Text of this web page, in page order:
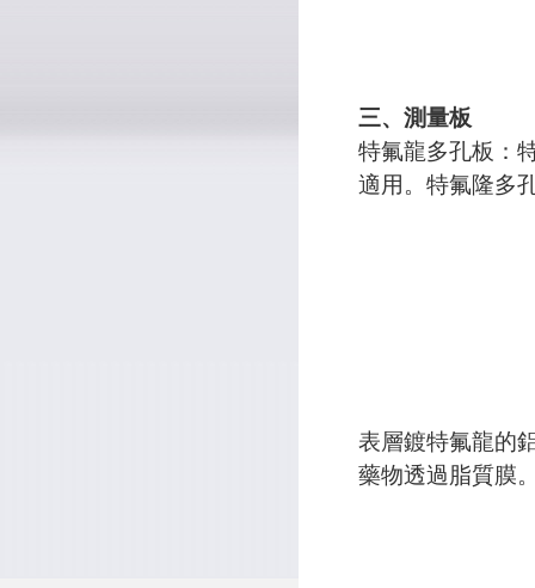
三、測量板
特氟龍多孔板：
適用。特氟隆多
表層鍍特氟龍的
藥物透過脂質膜